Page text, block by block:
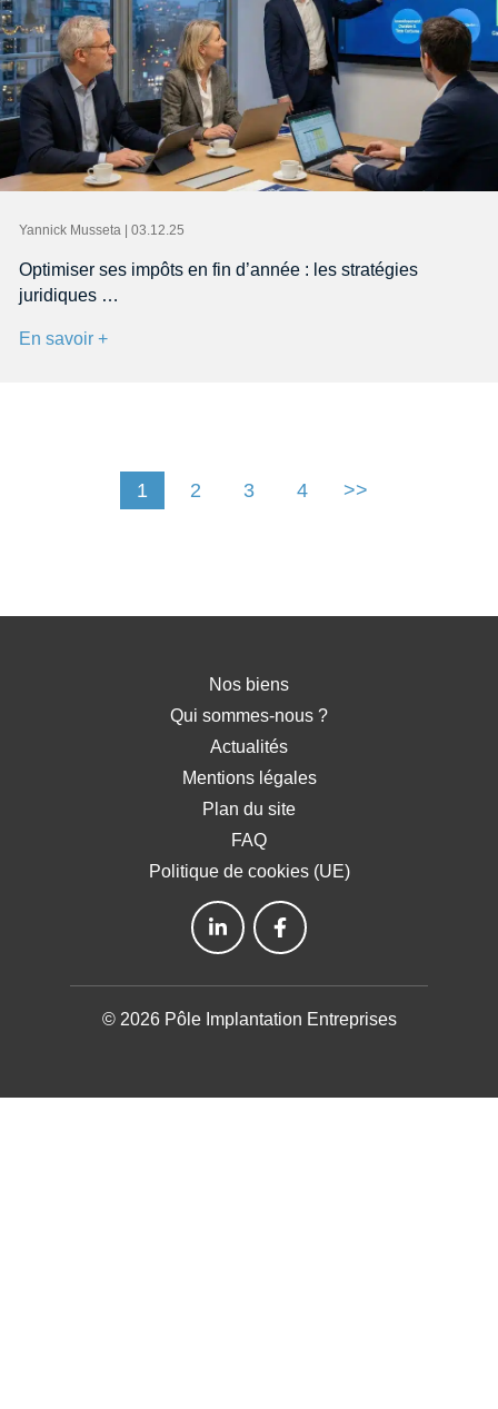
Yannick Musseta | 03.12.25
Optimiser ses impôts en fin d’année : les stratégies
juridiques …
En savoir +
1 2 3 4 >>
Nos biens
Qui sommes-nous ?
Actualités
Mentions légales
Plan du site
FAQ
Politique de cookies (UE)
© 2026 Pôle Implantation Entreprises